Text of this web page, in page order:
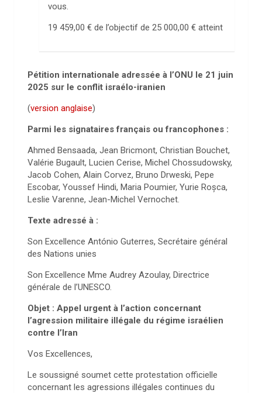
vous.
19 459,00 € de l’objectif de 25 000,00 € atteint
Pétition internationale adressée à l’ONU le 21 juin
2025 sur le conflit israélo-iranien
(version anglaise)
Parmi les signataires français ou francophones :
Ahmed Bensaada, Jean Bricmont, Christian Bouchet,
Valérie Bugault, Lucien Cerise, Michel Chossudowsky,
Jacob Cohen, Alain Corvez, Bruno Drweski, Pepe
Escobar, Youssef Hindi, Maria Poumier, Yurie Roșca,
Leslie Varenne, Jean-Michel Vernochet.
Texte adressé à :
Son Excellence António Guterres, Secrétaire général
des Nations unies
Son Excellence Mme Audrey Azoulay, Directrice
générale de l’UNESCO.
Objet : Appel urgent à l’action concernant
l’agression militaire illégale du régime israélien
contre l’Iran
Vos Excellences,
Le soussigné soumet cette protestation officielle
concernant les agressions illégales continues du